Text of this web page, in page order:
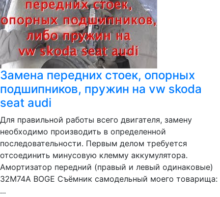
Замена передних стоек, опорных
подшипников, пружин на vw skoda
seat audi
Для правильной работы всего двигателя, замену
необходимо производить в определенной
последовательности. Первым делом требуется
отсоединить минусовую клемму аккумулятора.
Амортизатор передний (правый и левый одинаковые)
32M74A BOGE Съёмник самодельный моего товарища:
...